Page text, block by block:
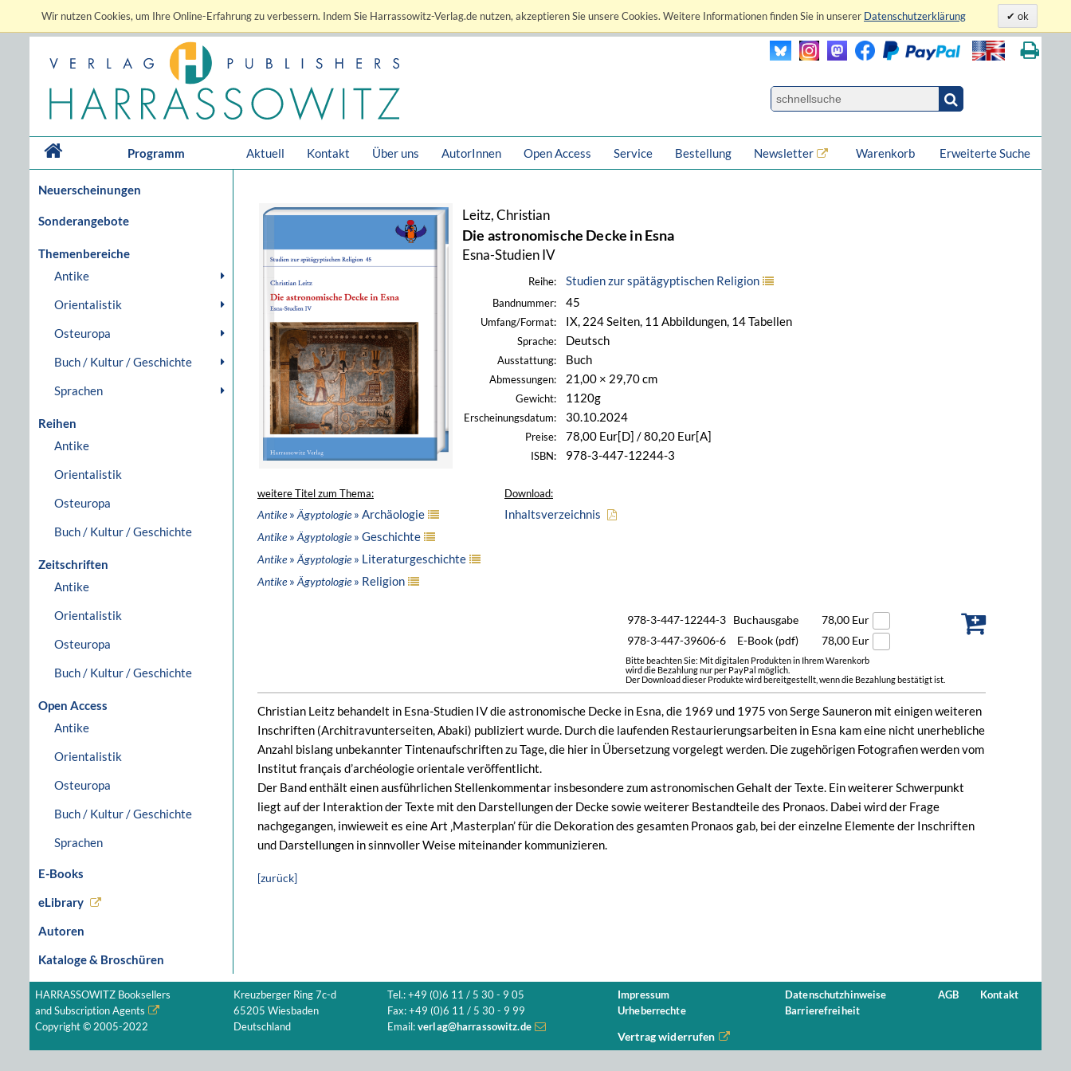
Wir nutzen Cookies, um Ihre Online-Erfahrung zu verbessern. Indem Sie Harrassowitz-Verlag.de nutzen, akzeptieren Sie unsere Cookies. Weitere Informationen finden Sie in unserer Datenschutzerklärung ok
Programm Aktuell Kontakt Über uns AutorInnen Open Access Service Bestellung Newsletter Erweiterte Suche
Warenkorb
Neuerscheinungen
Sonderangebote
Themenbereiche
Antike
Orientalistik
Osteuropa
Buch / Kultur / Geschichte
Sprachen
Reihen
Antike
Orientalistik
Osteuropa
Buch / Kultur / Geschichte
Zeitschriften
Antike
Orientalistik
Osteuropa
Buch / Kultur / Geschichte
Open Access
Antike
Orientalistik
Osteuropa
Buch / Kultur / Geschichte
Sprachen
E-Books
eLibrary
Autoren
Kataloge & Broschüren
Leitz, Christian
Die astronomische Decke in Esna
Esna-Studien IV
Reihe: Studien zur spätägyptischen Religion
Bandnummer: 45
Umfang/Format: IX, 224 Seiten, 11 Abbildungen, 14 Tabellen
Sprache: Deutsch
Ausstattung: Buch
Abmessungen: 21,00 × 29,70 cm
Gewicht: 1120g
Erscheinungsdatum: 30.10.2024
Preise: 78,00 Eur[D] / 80,20 Eur[A]
ISBN: 978-3-447-12244-3
weitere Titel zum Thema:
Antike» Ägyptologie» Archäologie
Antike» Ägyptologie» Geschichte
Antike» Ägyptologie» Literaturgeschichte
Antike» Ägyptologie» Religion
Download:
Inhaltsverzeichnis
978-3-447-12244-3 Buchausgabe
78,00 Eur
978-3-447-39606-6
E-Book (pdf) 78,00 Eur
Bitte beachten Sie: Mit digitalen Produkten in Ihrem Warenkorb
wird die Bezahlung nur per PayPal möglich.
Der Download dieser Produkte wird bereitgestellt, wenn die Bezahlung bestätigt ist.
Christian Leitz behandelt in Esna-Studien IV die astronomische Decke in Esna, die 1969 und 1975 von Serge Sauneron mit einigen weiteren
Inschriften (Architravunterseiten, Abaki) publiziert wurde. Durch die laufenden Restaurierungsarbeiten in Esna kam eine nicht unerhebliche
Anzahl bislang unbekannter Tintenaufschriften zu Tage, die hier in Übersetzung vorgelegt werden. Die zugehörigen Fotografien werden vom
Institut français d’archéologie orientale veröffentlicht.
Der Band enthält einen ausführlichen Stellenkommentar insbesondere zum astronomischen Gehalt der Texte. Ein weiterer Schwerpunkt
liegt auf der Interaktion der Texte mit den Darstellungen der Decke sowie weiterer Bestandteile des Pronaos. Dabei wird der Frage
nachgegangen, inwieweit es eine Art ‚Masterplan’ für die Dekoration des gesamten Pronaos gab, bei der einzelne Elemente der Inschriften
und Darstellungen in sinnvoller Weise miteinander kommunizieren.
[zurück]
HARRASSOWITZ Booksellers
and Subscription Agents
Copyright © 2005-2022
Kreuzberger Ring 7c-d
65205 Wiesbaden
Deutschland
Tel.: +49 (0)6 11 / 5 30 - 9 05
Fax: +49 (0)6 11 / 5 30 - 9 99
Email: verlag@harrassowitz.de
Impressum
Urheberrechte
Datenschutzhinweise
Barrierefreiheit
AGB Kontakt
Vertrag widerrufen